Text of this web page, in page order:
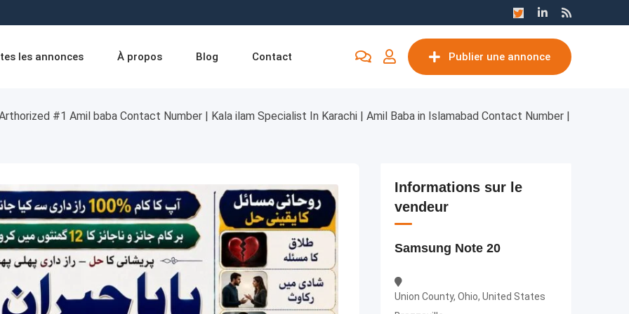
les annonces À propos Blog Contact Publier une annonce
#1 Amil baba Contact Number | Kala ilam Specialist In Karachi | Amil Baba in Islamabad Contact Number |
Informations sur le
vendeur
Samsung Note 20
Union County, Ohio, United States